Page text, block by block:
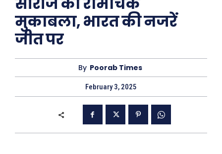
मुकाबला, भारत की नजरें
जीत पर
By Poorab Times
February 3, 2025